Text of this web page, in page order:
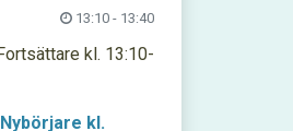
13:10 - 13:40
kl. 13:10-
kl.